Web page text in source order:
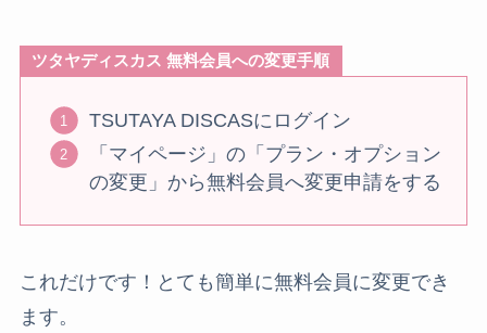
ツタヤディスカス 無料会員への変更手順
TSUTAYA DISCASにログイン
「マイページ」の「プラン・オプション
の変更」から無料会員へ変更申請をする
これだけです！とても簡単に無料会員に変更でき
ます。